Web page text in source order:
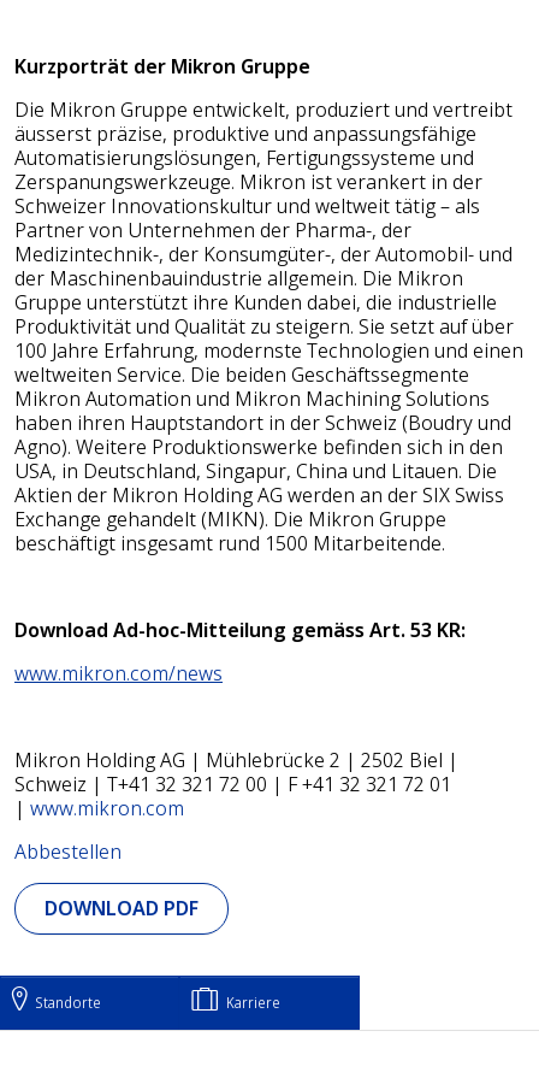
Kurzporträt der Mikron Gruppe
Die Mikron Gruppe entwickelt, produziert und vertreibt
äusserst präzise, produktive und anpassungsfähige
Automatisierungslösungen, Fertigungssysteme und
Zerspanungswerkzeuge. Mikron ist verankert in der
Schweizer Innovationskultur und weltweit tätig – als
Partner von Unternehmen der Pharma-, der
Medizintechnik-, der Konsumgüter-, der Automobil- und
der Maschinenbauindustrie allgemein. Die Mikron
Gruppe unterstützt ihre Kunden dabei, die industrielle
Produktivität und Qualität zu steigern. Sie setzt auf über
100 Jahre Erfahrung, modernste Technologien und einen
weltweiten Service. Die beiden Geschäftssegmente
Mikron Automation und Mikron Machining Solutions
haben ihren Hauptstandort in der Schweiz (Boudry und
Agno). Weitere Produktionswerke befinden sich in den
USA, in Deutschland, Singapur, China und Litauen. Die
Aktien der Mikron Holding AG werden an der SIX Swiss
Exchange gehandelt (MIKN). Die Mikron Gruppe
beschäftigt insgesamt rund 1500 Mitarbeitende.
Download Ad-hoc-Mitteilung gemäss Art. 53 KR:
www.mikron.com/news
Mikron Holding AG | Mühlebrücke 2 | 2502 Biel |
Schweiz | T+41 32 321 72 00 | F +41 32 321 72 01
| www.mikron.com
Abbestellen
DOWNLOAD PDF
Standorte Karriere